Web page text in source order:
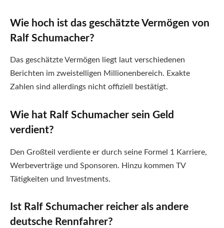
Wie hoch ist das geschätzte Vermögen von
Ralf Schumacher?
Das geschätzte Vermögen liegt laut verschiedenen
Berichten im zweistelligen Millionenbereich. Exakte
Zahlen sind allerdings nicht offiziell bestätigt.
Wie hat Ralf Schumacher sein Geld
verdient?
Den Großteil verdiente er durch seine Formel 1 Karriere,
Werbeverträge und Sponsoren. Hinzu kommen TV
Tätigkeiten und Investments.
Ist Ralf Schumacher reicher als andere
deutsche Rennfahrer?